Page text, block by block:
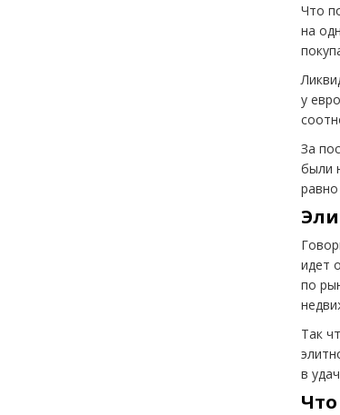
Что
на
у
За
были
идет
по
Так
в